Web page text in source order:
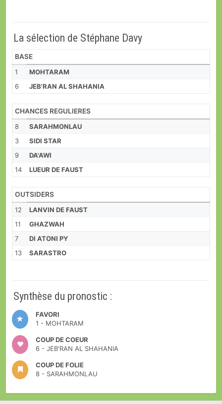
La sélection de Stéphane Davy
BASE
1
MOHTARAM
6
JEB'RAN AL SHAHANIA
CHANCES REGULIERES
8
SARAHMONLAU
3
SIDI STAR
9
DA'AWI
14
LUEUR DE FAUST
OUTSIDERS
12
LANVIN DE FAUST
11
GHAZWAH
7
DI ATONI PY
13
SARASTRO
Synthèse du pronostic :
FAVORI
1 - MOHTARAM
COUP DE COEUR
6 - JEB'RAN AL SHAHANIA
COUP DE FOLIE
8 - SARAHMONLAU